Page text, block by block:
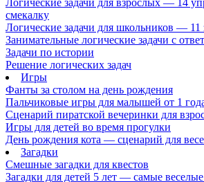
Логические задачи для взрослых — 14
смекалку
Логические задачи для школьников — 11
Занимательные логические задачи с
Задачи по истории
Решение логических задач
Игры
Фанты за столом на день рождения
Пальчиковые игры для малышей от 1
Сценарий пиратской вечеринки для
Игры для детей во время прогулки
День рождения кота — сценарий для
Загадки
Смешные загадки для квестов
Загадки для детей 5 лет — самые